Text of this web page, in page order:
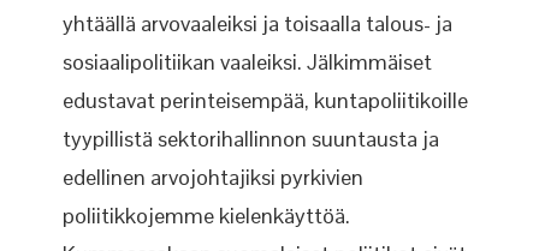
yhtäällä arvovaaleiksi ja toisaalla talous- ja
sosiaalipolitiikan vaaleiksi. Jälkimmäiset
edustavat perinteisempää, kuntapoliitikoille
tyypillistä sektorihallinnon suuntausta ja
edellinen arvojohtajiksi pyrkivien
poliitikkojemme kielenkäyttöä.